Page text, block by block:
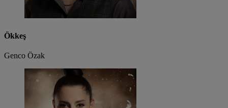
Ökkeş
Genco Özak